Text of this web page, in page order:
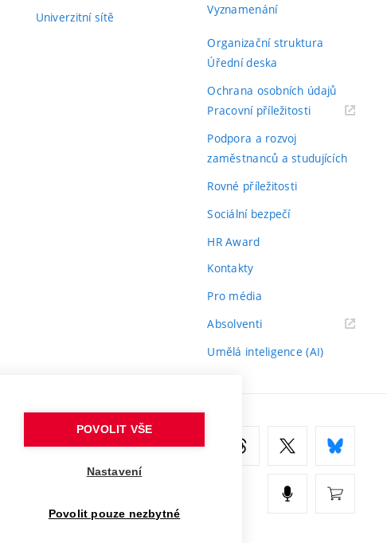
Univerzitní sítě
Vyznamenání
Organizační struktura
Úřední deska
Ochrana osobních údajů
Pracovní příležitosti(externí
Podpora a rozvoj
zaměstnanců a studujících
Rovné příležitosti
Sociální bezpečí
HR Award
Kontakty
Pro média
Absolventi(externí
Umělá inteligence (AI)
POVOLIT VŠE
Nastavení
Povolit pouze nezbytné